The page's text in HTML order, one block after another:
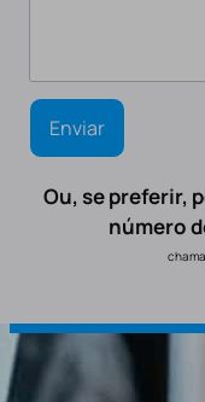
Ou, se preferir,
número